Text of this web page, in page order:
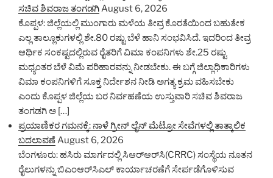
ಸಚಿವ ಶಿವರಾಜ ತಂಗಡಗಿAugust 6, 2026
ಕೊಪ್ಪಳ: ಜಿಲ್ಲೆಯಲ್ಲಿ ಮುಂಗಾರು ಮಳೆಯ ತೀವ್ರ ಕೊರತೆಯಿಂದ ಬಹುತೇಕ
ಎಲ್ಲ ತಾಲ್ಲೂಕುಗಳಲ್ಲಿ ಶೇ.80 ರಷ್ಟು ಬೆಳೆ ಹಾನಿ ಸಂಭವಿಸಿದೆ. ಇದರಿಂದ ತೀವ್ರ
ಆರ್ಥಿಕ ಸಂಕಷ್ಟದಲ್ಲಿರುವ ರೈತರಿಗೆ ವಿಮಾ ಕಂಪನಿಗಳು ಶೇ.25 ರಷ್ಟು
ಮಧ್ಯಂತರ ಬೆಳೆ ವಿಮೆ ಪರಿಹಾರವನ್ನು ನೀಡಬೇಕು. ಈ ಬಗ್ಗೆ ಜಿಲ್ಲಾಧಿಕಾರಿಗಳು
ವಿಮಾ ಕಂಪನಿಗಳಿಗೆ ಸೂಕ್ತ ನಿರ್ದೇಶನ ನೀಡಿ ಅಗತ್ಯ ಕ್ರಮ ವಹಿಸಬೇಕು
ಎಂದು ಕೊಪ್ಪಳ ಜಿಲ್ಲೆಯ ಬರ ನಿರ್ವಹಣೆಯ ಉಸ್ತುವಾರಿ ಸಚಿವ ಶಿವರಾಜ
ತಂಗಡಗಿ ಅ […]
ಪ್ರಯಾಣಿಕರ ಗಮನಕ್ಕೆ: ನಾಳೆ ಗ್ರೀನ್ ಲೈನ್ ಮೆಟ್ರೋ ಸೇವೆಗಳಲ್ಲಿ ತಾತ್ಕಾಲಿಕ
ಬದಲಾವಣೆAugust 6, 2026
ಬೆಂಗಳೂರು: ಹಸಿರು ಮಾರ್ಗದಲ್ಲಿ ಸಿಆರ್‌ಆರ್‌ಸಿ(CRRC) ಸಂಸ್ಥೆಯ ನೂತನ
ರೈಲುಗಳನ್ನು ಬಿಎಂಆರ್‌ಸಿಎಲ್ ಕಾರ್ಯಾಚರಣೆಗೆ ಸೇರ್ಪಡೆಗೊಳಿಸುವ